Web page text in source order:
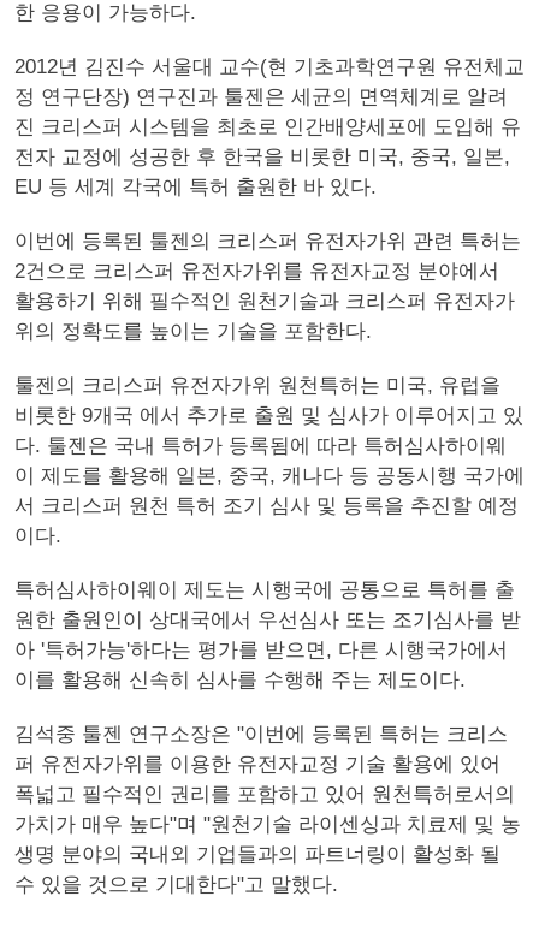
한 응용이 가능하다.
2012년 김진수 서울대 교수(현 기초과학연구원 유전체교
정 연구단장) 연구진과 툴젠은 세균의 면역체계로 알려
진 크리스퍼 시스템을 최초로 인간배양세포에 도입해 유
전자 교정에 성공한 후 한국을 비롯한 미국, 중국, 일본,
EU 등 세계 각국에 특허 출원한 바 있다.
이번에 등록된 툴젠의 크리스퍼 유전자가위 관련 특허는
2건으로 크리스퍼 유전자가위를 유전자교정 분야에서
활용하기 위해 필수적인 원천기술과 크리스퍼 유전자가
위의 정확도를 높이는 기술을 포함한다.
툴젠의 크리스퍼 유전자가위 원천특허는 미국, 유럽을
비롯한 9개국 에서 추가로 출원 및 심사가 이루어지고 있
다. 툴젠은 국내 특허가 등록됨에 따라 특허심사하이웨
이 제도를 활용해 일본, 중국, 캐나다 등 공동시행 국가에
서 크리스퍼 원천 특허 조기 심사 및 등록을 추진할 예정
이다.
특허심사하이웨이 제도는 시행국에 공통으로 특허를 출
원한 출원인이 상대국에서 우선심사 또는 조기심사를 받
아 '특허가능'하다는 평가를 받으면, 다른 시행국가에서
이를 활용해 신속히 심사를 수행해 주는 제도이다.
김석중 툴젠 연구소장은 "이번에 등록된 특허는 크리스
퍼 유전자가위를 이용한 유전자교정 기술 활용에 있어
폭넓고 필수적인 권리를 포함하고 있어 원천특허로서의
가치가 매우 높다"며 "원천기술 라이센싱과 치료제 및 농
생명 분야의 국내외 기업들과의 파트너링이 활성화 될
수 있을 것으로 기대한다"고 말했다.